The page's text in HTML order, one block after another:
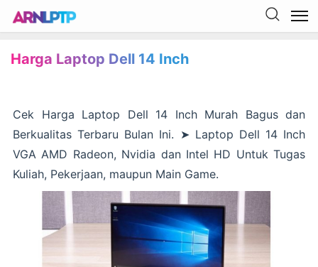
Harga Laptop Dell 14 Inch
Cek Harga Laptop Dell 14 Inch Murah Bagus dan
Berkualitas Terbaru Bulan Ini. ➤ Laptop Dell 14 Inch
VGA AMD Radeon, Nvidia dan Intel HD Untuk Tugas
Kuliah, Pekerjaan, maupun Main Game.